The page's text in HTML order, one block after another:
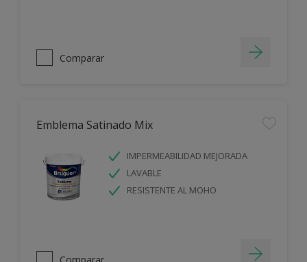
Comparar
Emblema Satinado Mix
IMPERMEABILIDAD MEJORADA
LAVABLE
RESISTENTE AL MOHO
Comparar